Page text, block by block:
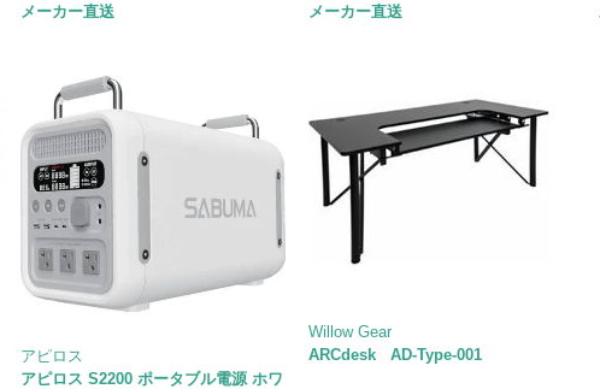
メーカー直送 メーカー直送
アピロス
アピロス S2200 ポータブル電源 ホワ
Willow Gear
ARCdesk AD-Type-001